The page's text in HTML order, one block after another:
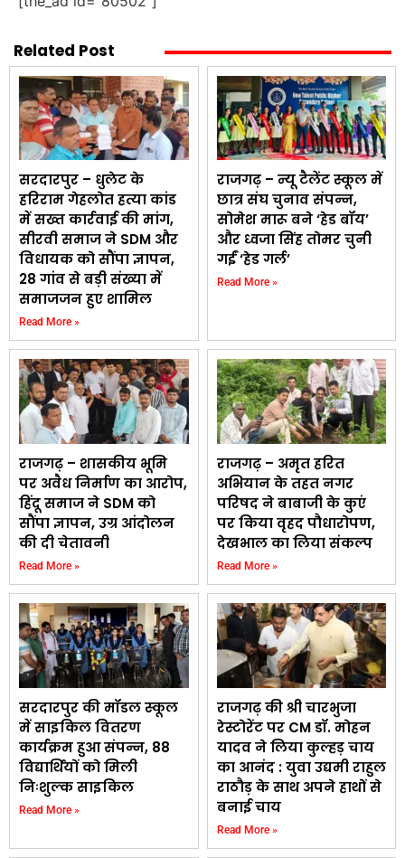
Related Post
सरदारपुर – धुलेट के
हरिराम गेहलोत हत्या कांड
में सख्त कार्रवाई की मांग,
सीरवी समाज ने SDM और
विधायक को सौंपा ज्ञापन,
28 गांव से बड़ी संख्या में
समाजजन हुए शामिल
Read More »
राजगढ़ – न्यू टैलेंट स्कूल में
छात्र संघ चुनाव संपन्न,
सोमेश मारू बने ‘हेड बॉय’
और ध्वजा सिंह तोमर चुनी
गईं ‘हेड गर्ल’
Read More »
राजगढ़ – शासकीय भूमि
पर अवैध निर्माण का आरोप,
हिंदू समाज ने SDM को
सौंपा ज्ञापन, उग्र आंदोलन
की दी चेतावनी
Read More »
राजगढ़ – अमृत हरित
अभियान के तहत नगर
परिषद ने बाबाजी के कुएं
पर किया वृहद पौधारोपण,
देखभाल का लिया संकल्प
Read More »
सरदारपुर की मॉडल स्कूल
में साइकिल वितरण
कार्यक्रम हुआ संपन्न, 88
विद्यार्थियों को मिली
निःशुल्क साइकिल
Read More »
राजगढ़ की श्री चारभुजा
रेस्टोरेंट पर CM डॉ. मोहन
यादव ने लिया कुल्हड़ चाय
का आनंद : युवा उद्यमी राहुल
राठौड़ के साथ अपने हाथों से
बनाई चाय
Read More »